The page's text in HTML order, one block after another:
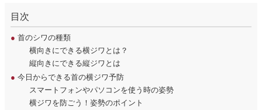
目次
● 首のシワの種類
横向きにできる横ジワとは？
縦向きにできる縦ジワとは
● 今日からできる首の横ジワ予防
スマートフォンやパソコンを使う時の姿勢
横ジワを防ごう！姿勢のポイント